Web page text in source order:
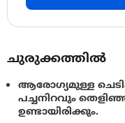
ചുരുക്കത്തിൽ
ആരോഗ്യമുള്ള
പച്ചനിറവും
ഉണ്ടായിരിക്കും.